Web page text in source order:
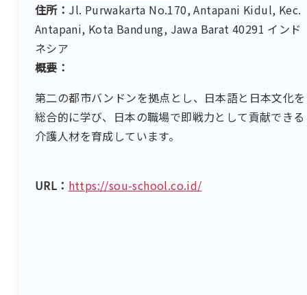
住所： Jl. Purwakarta No.170, Antapani Kidul, Kec.
Antapani, Kota Bandung, Jawa Barat 40291 インド
ネシア
概要：
第二の都市バンドンを拠点とし、日本語と日本文化を
総合的に学び、日本の職場で即戦力として貢献できる
介護人材を育成しています。
URL： https://sou-school.co.id/